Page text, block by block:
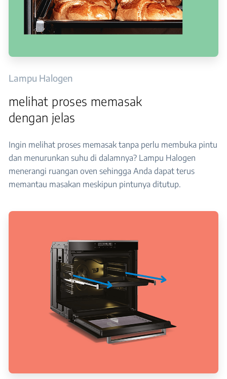
Lampu Halogen
melihat proses memasak
dengan jelas
Ingin melihat proses memasak tanpa perlu membuka pintu
dan menurunkan suhu di dalamnya? Lampu Halogen
menerangi ruangan oven sehingga Anda dapat terus
memantau masakan meskipun pintunya ditutup.